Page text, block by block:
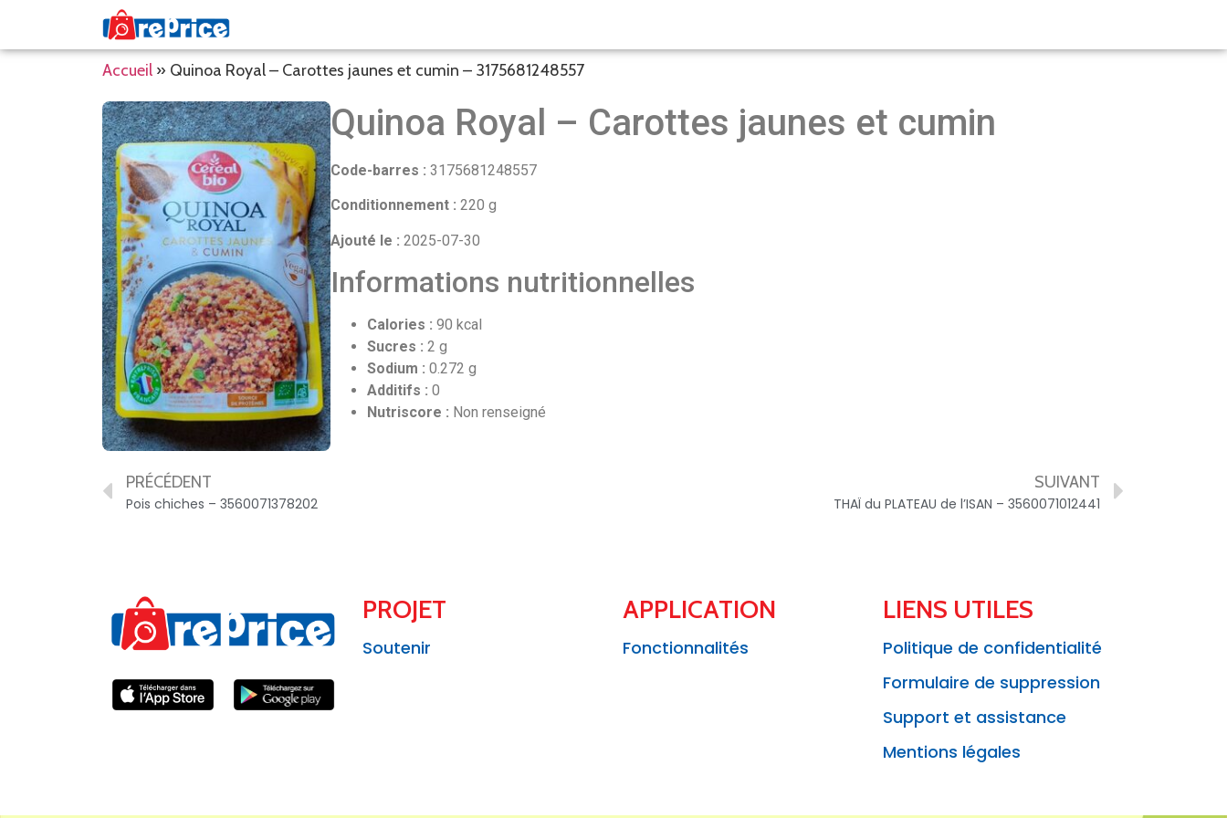
Accueil » Quinoa Royal – Carottes jaunes et cumin – 3175681248557
Quinoa Royal – Carottes jaunes et cumin
Code-barres : 3175681248557
Conditionnement : 220 g
Ajouté le : 2025-07-30
Informations nutritionnelles
Calories : 90 kcal
Sucres : 2 g
Sodium : 0.272 g
Additifs : 0
Nutriscore : Non renseigné
PRÉCÉDENT
Pois chiches – 3560071378202
SUIVANT
THAÏ du PLATEAU de l’ISAN – 3560071012441
PROJET
Soutenir
APPLICATION
Fonctionnalités
LIENS UTILES
Politique de confidentialité
Formulaire de suppression
Support et assistance
Mentions légales